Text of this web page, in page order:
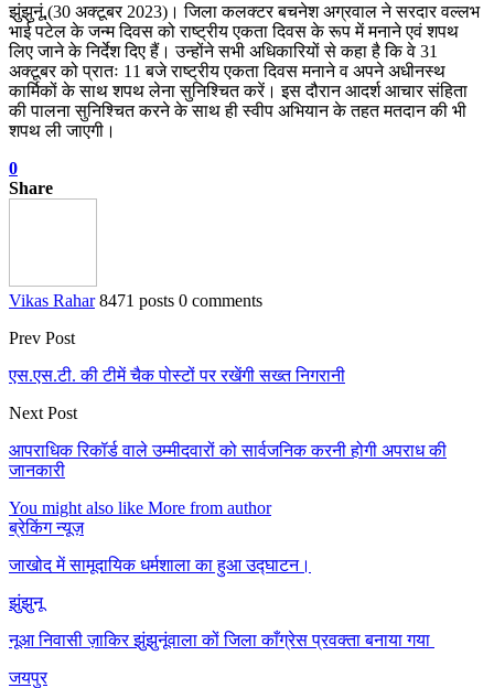
झुंझुनूं,(30 अक्टूबर 2023)। जिला कलक्टर बचनेश अग्रवाल ने सरदार वल्लभ
भाई पटेल के जन्म दिवस को राष्ट्रीय एकता दिवस के रूप में मनाने एवं शपथ
लिए जाने के निर्देश दिए हैं। उन्होंने सभी अधिकारियों से कहा है कि वे 31
अक्टूबर को प्रातः 11 बजे राष्ट्रीय एकता दिवस मनाने व अपने अधीनस्थ
कार्मिकों के साथ शपथ लेना सुनिश्चित करें। इस दौरान आदर्श आचार संहिता
की पालना सुनिश्चित करने के साथ ही स्वीप अभियान के तहत मतदान की भी
शपथ ली जाएगी।
0
Share
Vikas Rahar 8471 posts 0 comments
Prev Post
एस.एस.टी. की टीमें चैक पोस्टों पर रखेंगी सख्त निगरानी
Next Post
आपराधिक रिकॉर्ड वाले उम्मीदवारों को सार्वजनिक करनी होगी अपराध की
जानकारी
You might also like More from author
ब्रेकिंग न्यूज़
जाखोद में सामूदायिक धर्मशाला का हुआ उद्घाटन।
झुंझुनू
नूआ निवासी ज़ाकिर झुंझुनूंवाला कों जिला काँग्रेस प्रवक्ता बनाया गया
जयपुर